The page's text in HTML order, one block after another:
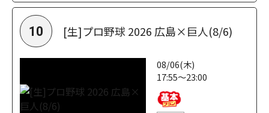
10 [生]プロ野球 2026 広島×巨人(8/6)
08/06(木)
17:55～23:00